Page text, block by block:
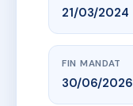
21/03/2024
FIN MANDAT
30/06/2026